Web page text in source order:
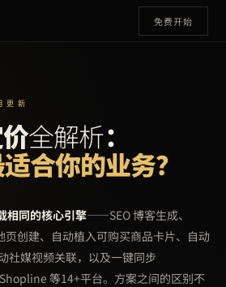
免费开始
新
全解析：
合你的业务？
相同的核心引擎——SEO 博客生成、
页创建、自动植入可购买商品卡片、自动
社媒视频关联，以及一键同步
等14+平台。方案之间的区别不